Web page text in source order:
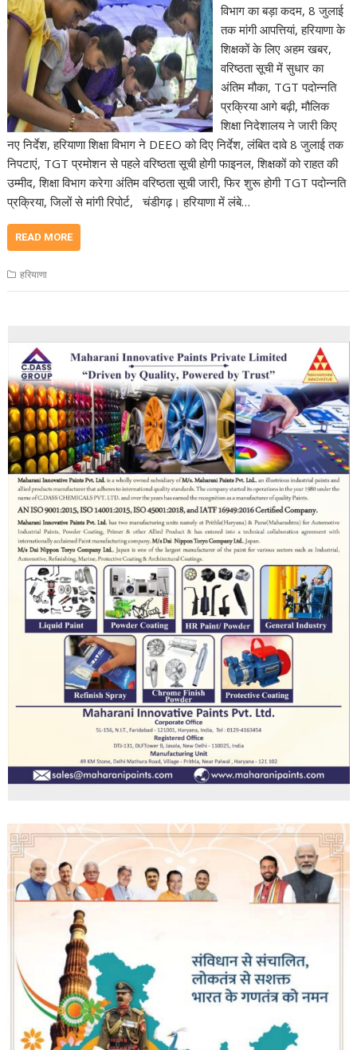
विभाग का बड़ा कदम, 8 जुलाई
तक मांगी आपत्तियां, हरियाणा के
शिक्षकों के लिए अहम खबर,
वरिष्ठता सूची में सुधार का
अंतिम मौका, TGT पदोन्नति
प्रक्रिया आगे बढ़ी, मौलिक
शिक्षा निदेशालय ने जारी किए
नए निर्देश, हरियाणा शिक्षा विभाग ने DEEO को दिए निर्देश, लंबित दावे 8 जुलाई तक
निपटाएं, TGT प्रमोशन से पहले वरिष्ठता सूची होगी फाइनल, शिक्षकों को राहत की
उम्मीद, शिक्षा विभाग करेगा अंतिम वरिष्ठता सूची जारी, फिर शुरू होगी TGT पदोन्नति
प्रक्रिया, जिलों से मांगी रिपोर्ट, चंडीगढ़। हरियाणा में लंबे…
READ MORE
हरियाणा